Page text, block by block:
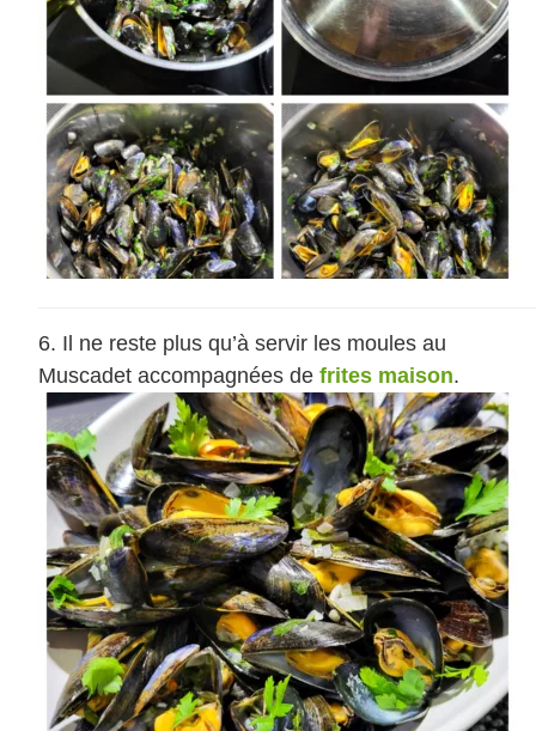
Il ne reste plus qu’à servir les moules au
Muscadet accompagnées de frites maison.